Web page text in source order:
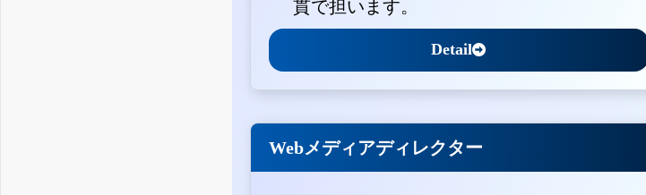
貫で担います。
Detail
Webメディアディレクター